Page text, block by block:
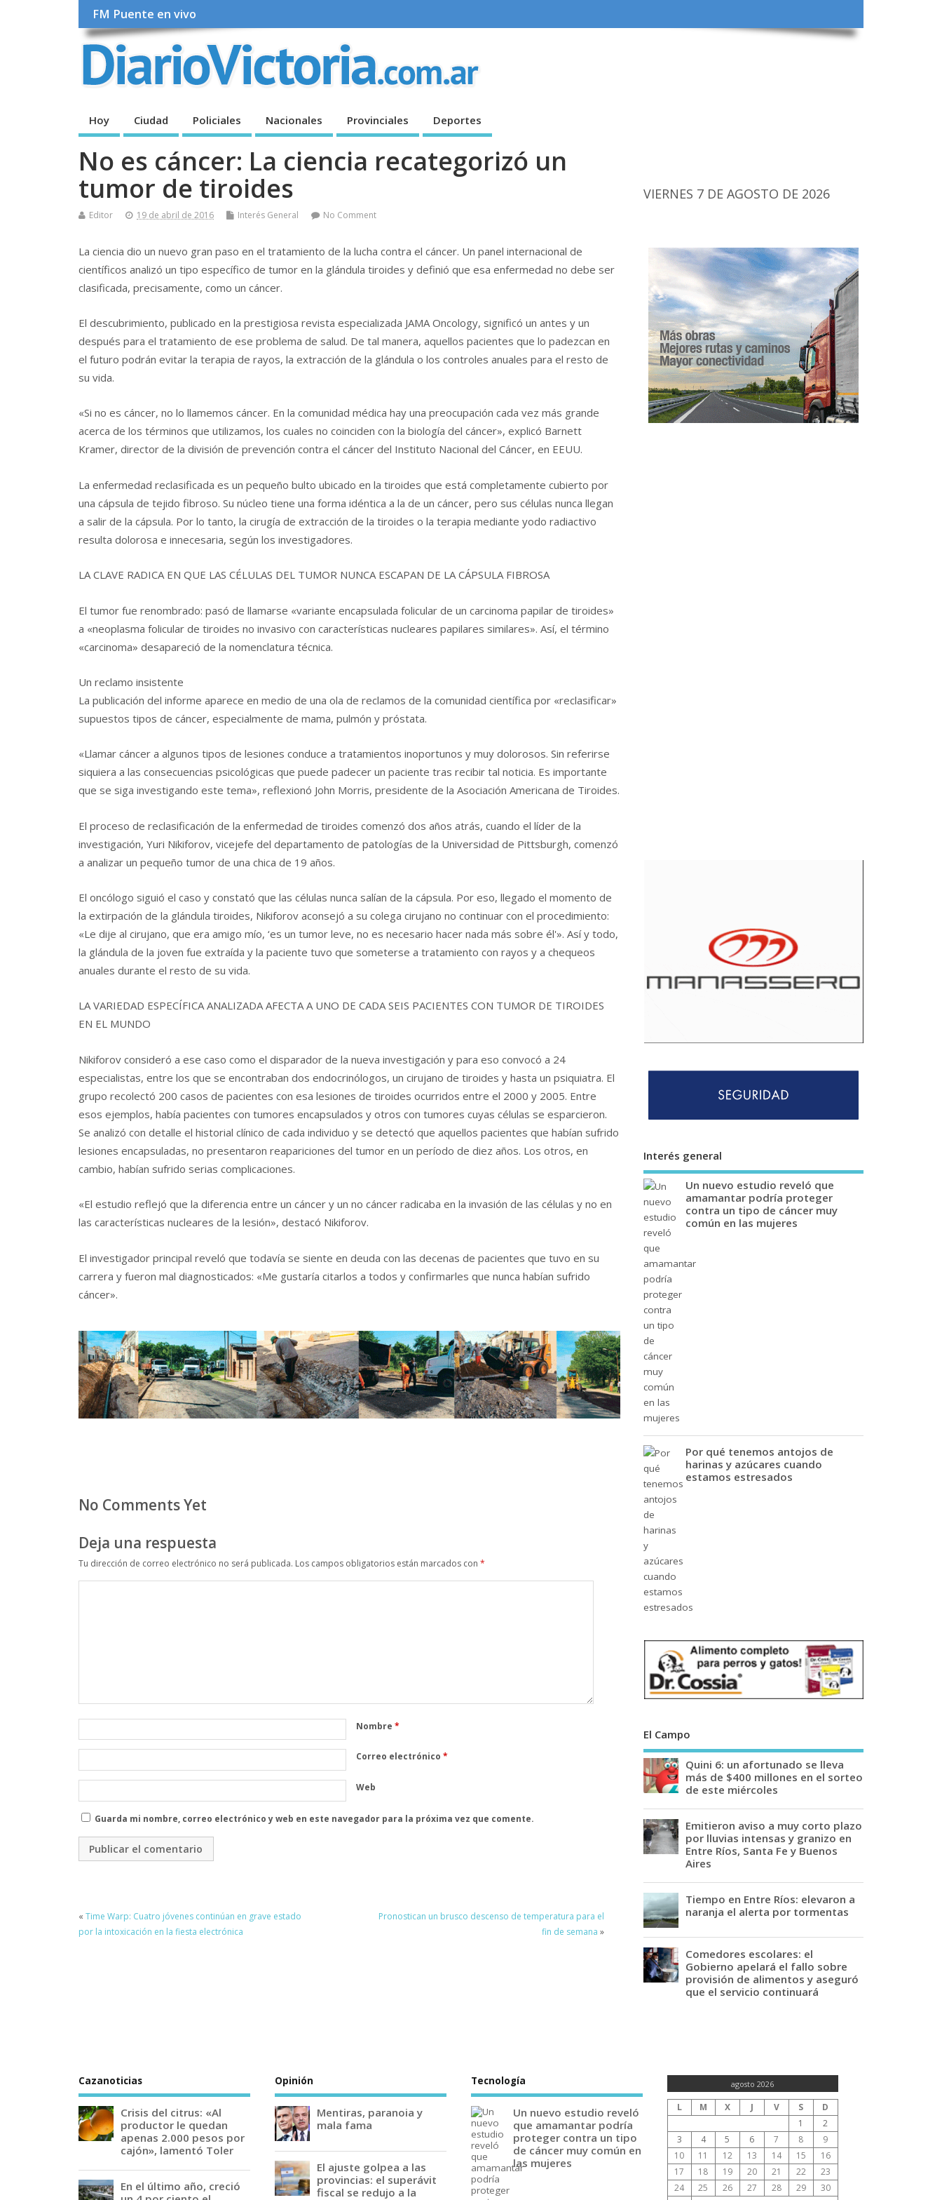
FM Puente en vivo
Hoy Ciudad Policiales Nacionales Provinciales Deportes
No es cáncer: La ciencia recategorizó un
tumor de tiroides
Editor 19 de abril de 2016 Interés General No Comment
La ciencia dio un nuevo gran paso en el tratamiento de la lucha contra el cáncer. Un panel internacional de
científicos analizó un tipo específico de tumor en la glándula tiroides y definió que esa enfermedad no debe ser
clasificada, precisamente, como un cáncer.
El descubrimiento, publicado en la prestigiosa revista especializada JAMA Oncology, significó un antes y un
después para el tratamiento de ese problema de salud. De tal manera, aquellos pacientes que lo padezcan en
el futuro podrán evitar la terapia de rayos, la extracción de la glándula o los controles anuales para el resto de
su vida.
«Si no es cáncer, no lo llamemos cáncer. En la comunidad médica hay una preocupación cada vez más grande
acerca de los términos que utilizamos, los cuales no coinciden con la biología del cáncer», explicó Barnett
Kramer, director de la división de prevención contra el cáncer del Instituto Nacional del Cáncer, en EEUU.
La enfermedad reclasificada es un pequeño bulto ubicado en la tiroides que está completamente cubierto por
una cápsula de tejido fibroso. Su núcleo tiene una forma idéntica a la de un cáncer, pero sus células nunca llegan
a salir de la cápsula. Por lo tanto, la cirugía de extracción de la tiroides o la terapia mediante yodo radiactivo
resulta dolorosa e innecesaria, según los investigadores.
LA CLAVE RADICA EN QUE LAS CÉLULAS DEL TUMOR NUNCA ESCAPAN DE LA CÁPSULA FIBROSA
El tumor fue renombrado: pasó de llamarse «variante encapsulada folicular de un carcinoma papilar de tiroides»
a «neoplasma folicular de tiroides no invasivo con características nucleares papilares similares». Así, el término
«carcinoma» desapareció de la nomenclatura técnica.
Un reclamo insistente
La publicación del informe aparece en medio de una ola de reclamos de la comunidad científica por «reclasificar»
supuestos tipos de cáncer, especialmente de mama, pulmón y próstata.
«Llamar cáncer a algunos tipos de lesiones conduce a tratamientos inoportunos y muy dolorosos. Sin referirse
siquiera a las consecuencias psicológicas que puede padecer un paciente tras recibir tal noticia. Es importante
que se siga investigando este tema», reflexionó John Morris, presidente de la Asociación Americana de Tiroides.
El proceso de reclasificación de la enfermedad de tiroides comenzó dos años atrás, cuando el líder de la
investigación, Yuri Nikiforov, vicejefe del departamento de patologías de la Universidad de Pittsburgh, comenzó
a analizar un pequeño tumor de una chica de 19 años.
El oncólogo siguió el caso y constató que las células nunca salían de la cápsula. Por eso, llegado el momento de
la extirpación de la glándula tiroides, Nikiforov aconsejó a su colega cirujano no continuar con el procedimiento:
«Le dije al cirujano, que era amigo mío, ‘es un tumor leve, no es necesario hacer nada más sobre él'». Así y todo,
la glándula de la joven fue extraída y la paciente tuvo que someterse a tratamiento con rayos y a chequeos
anuales durante el resto de su vida.
LA VARIEDAD ESPECÍFICA ANALIZADA AFECTA A UNO DE CADA SEIS PACIENTES CON TUMOR DE TIROIDES
EN EL MUNDO
Nikiforov consideró a ese caso como el disparador de la nueva investigación y para eso convocó a 24
especialistas, entre los que se encontraban dos endocrinólogos, un cirujano de tiroides y hasta un psiquiatra. El
grupo recolectó 200 casos de pacientes con esa lesiones de tiroides ocurridos entre el 2000 y 2005. Entre
esos ejemplos, había pacientes con tumores encapsulados y otros con tumores cuyas células se esparcieron.
Se analizó con detalle el historial clínico de cada individuo y se detectó que aquellos pacientes que habían sufrido
lesiones encapsuladas, no presentaron reapariciones del tumor en un período de diez años. Los otros, en
cambio, habían sufrido serias complicaciones.
«El estudio reflejó que la diferencia entre un cáncer y un no cáncer radicaba en la invasión de las células y no en
las características nucleares de la lesión», destacó Nikiforov.
El investigador principal reveló que todavía se siente en deuda con las decenas de pacientes que tuvo en su
carrera y fueron mal diagnosticados: «Me gustaría citarlos a todos y confirmarles que nunca habían sufrido
cáncer».
No Comments Yet
Deja una respuesta
Tu dirección de correo electrónico no será publicada. Los campos obligatorios están marcados con *
Nombre *
Correo electrónico *
Web
Guarda mi nombre, correo electrónico y web en este navegador para la próxima vez que comente.
« Time Warp: Cuatro jóvenes continúan en grave estado
por la intoxicación en la fiesta electrónica
Pronostican un brusco descenso de temperatura para el
fin de semana »
VIERNES 7 DE AGOSTO DE 2026
Interés general
Un nuevo estudio reveló que
amamantar podría proteger
contra un tipo de cáncer muy
común en las mujeres
Por qué tenemos antojos de
harinas y azúcares cuando
estamos estresados
El Campo
Quini 6: un afortunado se lleva
más de $400 millones en el sorteo
de este miércoles
Emitieron aviso a muy corto plazo
por lluvias intensas y granizo en
Entre Ríos, Santa Fe y Buenos
Aires
Tiempo en Entre Ríos: elevaron a
naranja el alerta por tormentas
Comedores escolares: el
Gobierno apelará el fallo sobre
provisión de alimentos y aseguró
que el servicio continuará
Cazanoticias
Crisis del citrus: «Al
productor le quedan
apenas 2.000 pesos por
cajón», lamentó Toler
En el último año, creció
Opinión
Mentiras, paranoia y
mala fama
El ajuste golpea a las
provincias: el superávit
fiscal se redujo a la
Tecnología
Un nuevo estudio reveló
que amamantar podría
proteger contra un tipo
de cáncer muy común en
las mujeres
agosto 2026
L M X J V S
D
1
2
3
4 5 6 7 8
9
10
11 12 13 14 15
16
17
18 19 20 21 22
23
24
25 26 27 28 29
30